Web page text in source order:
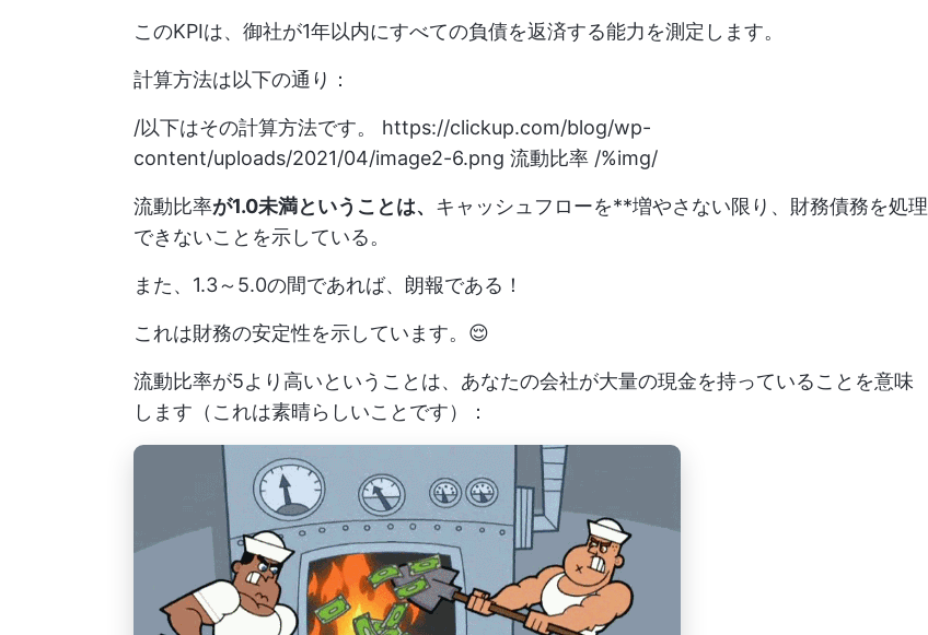
このKPIは、御社が1年以内にすべての負債を返済する能力を測定します。
計算方法は以下の通り：
/以下はその計算方法です。 https://clickup.com/blog/wp-
content/uploads/2021/04/image2-6.png 流動比率 /%img/
流動比率が1.0未満ということは、 キャッシュフローを**増やさない限り、財務債務を処理
できないことを示している。
また、1.3～5.0の間であれば、朗報である！
これは財務の安定性を示しています。😌
流動比率が5より高いということは、あなたの会社が大量の現金を持っていることを意味
します（これは素晴らしいことです）：